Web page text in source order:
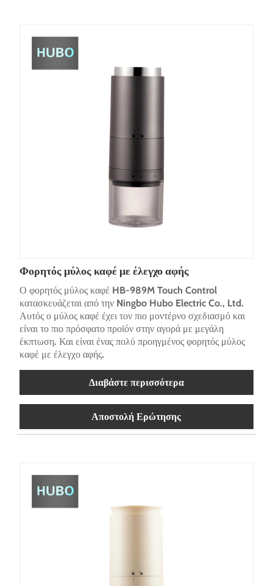
Φορητός μύλος καφέ με έλεγχο αφής
Ο φορητός μύλος καφέ HB-989M Touch Control
κατασκευάζεται από την Ningbo Hubo Electric Co., Ltd.
Αυτός ο μύλος καφέ έχει τον πιο μοντέρνο σχεδιασμό και
είναι το πιο πρόσφατο προϊόν στην αγορά με μεγάλη
έκπτωση. Και είναι ένας πολύ προηγμένος φορητός μύλος
καφέ με έλεγχο αφής.
Διαβάστε περισσότερα
Αποστολή Ερώτησης